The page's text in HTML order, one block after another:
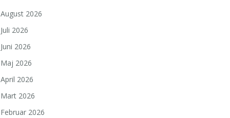
August 2026
Juli 2026
Juni 2026
Maj 2026
April 2026
Mart 2026
Februar 2026